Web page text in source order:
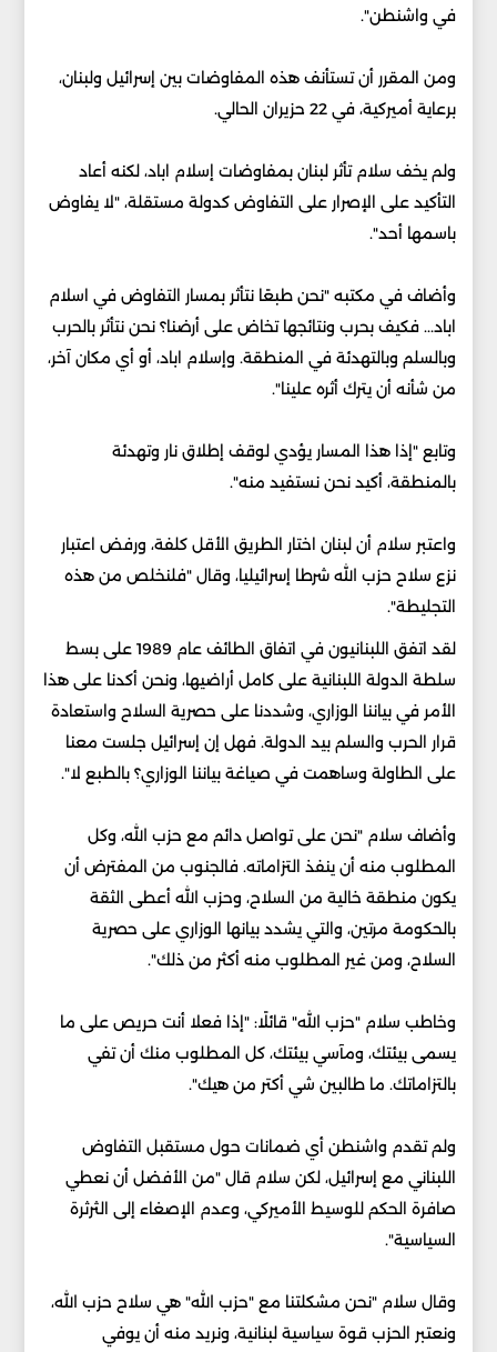
في واشنطن".
ومن المقرر أن تستأنف هذه المفاوضات بين إسرائيل ولبنان،
برعاية أميركية، في 22 حزيران الحالي.
ولم يخف سلام تأثر لبنان بمفاوضات إسلام اباد، لكنه أعاد
التأكيد على الإصرار على التفاوض كدولة مستقلة، "لا يفاوض
باسمها أحد".
وأضاف في مكتبه "نحن طبعًا ‌نتأثر بمسار التفاوض في ​اسلام
اباد... فكيف بحرب ونتائجها تخاض على أرضنا؟ نحن نتأثر بالحرب
وبالسلم وبالتهدئة في المنطقة. وإسلام اباد، أو أي مكان آخر،
من شأنه أن يترك ⁠أثره علينا".
وتابع "إذا هذا المسار يؤدي لوقف إطلاق نار وتهدئة
بالمنطقة، أكيد نحن نستفيد منه".
واعتبر سلام أن لبنان اختار الطريق الأقل كلفة، ورفض اعتبار
نزع سلاح حزب الله شرطا إسرائيليا، وقال "فلنخلص من هذه
التجليطة".
لقد اتفق اللبنانيون في ​اتفاق الطائف عام 1989 على بسط
سلطة الدولة اللبنانية على كامل أراضيها، ونحن أكدنا على هذا
الأمر في بياننا الوزاري، وشددنا على حصرية السلاح واستعادة
قرار الحرب والسلم بيد الدولة. فهل إن إسرائيل جلست معنا
على الطاولة وساهمت في صياغة بياننا الوزاري؟ ⁠بالطبع لا".
وأضاف سلام "نحن على تواصل دائم مع حزب الله، وكل
المطلوب منه أن ينفذ التزاماته. فالجنوب من المفترض أن
يكون منطقة خالية من السلاح، وحزب الله أعطى الثقة
بالحكومة ​مرتين، والتي يشدد بيانها الوزاري على حصرية
السلاح، ومن غير المطلوب منه أكثر ⁠من ذلك".
وخاطب سلام "حزب ‌الله" قائلًا: "إذا فعلا أنت حريص على ما
يسمى بيئتك، ومآسي بيئتك، كل المطلوب منك أن تفي
بالتزاماتك. ما طالبين شي ‌أكتر من هيك".
ولم تقدم واشنطن أي ضمانات حول مستقبل التفاوض
اللبناني مع إسرائيل، لكن سلام قال "من الأفضل أن نعطي
صافرة الحكم للوسيط الأميركي، وعدم الإصغاء إلى ⁠الثرثرة
السياسية".
وقال سلام "نحن مشكلتنا مع "حزب الله" هي سلاح حزب الله،
ونعتبر الحزب قوة سياسية لبنانية، ونريد منه أن يوفي